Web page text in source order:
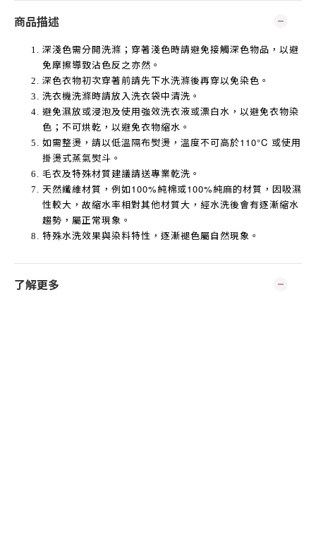
商品描述
深淺色需分開洗滌；穿著淺色時請避免接觸深色物品，以避
免摩擦導致沾色反之亦然。
深色衣物初次穿著前請先下水洗滌後再穿以免染色。
洗衣機洗滌時請放入洗衣袋中清洗。
避免濕放或浸泡及使用強效洗衣液或漂白水，以避免衣物染
色；不可烘乾，以避免衣物縮水。
如需整燙，請以低溫隔布熨燙，溫度不可高於110°C 或使用
掛燙式蒸氣熨斗。
毛衣及特殊材質建議請送專業乾洗。
天然纖維材質，例如100%純棉或100%純麻的材質，因吸濕
性較大，故縮水率相對其他材質大，經水洗後會有逐漸縮水
趨勢，屬正常現象。
特殊水洗效果與染料特性，逐漸褪色屬自然現象。
了解更多